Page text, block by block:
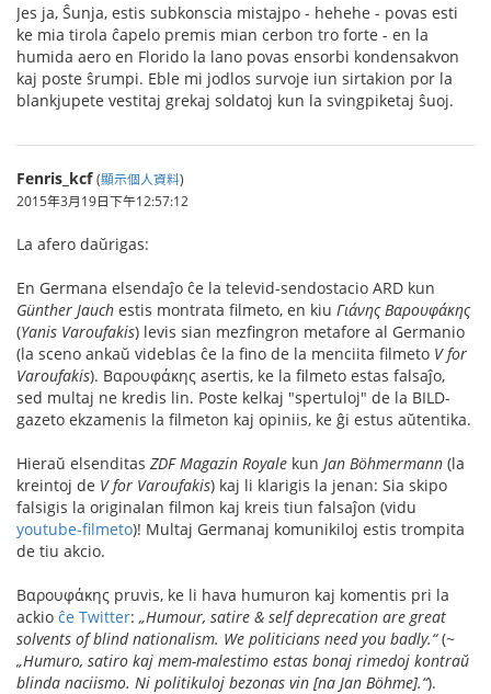
Jes ja, Ŝunja, estis subkonscia mistajpo - hehehe - povas esti
ke mia tirola ĉapelo premis mian cerbon tro forte - en la
humida aero en Florido la lano povas ensorbi kondensakvon
kaj poste ŝrumpi. Eble mi jodlos survoje iun sirtakion por la
blankjupete vestitaj grekaj soldatoj kun la svingpiketaj ŝuoj.
Fenris_kcf (顯示個人資料)
2015年3月19日下午12:57:12
La afero daŭrigas:
En Germana elsendaĵo ĉe la televid-sendostacio ARD kun
Günther Jauch estis montrata filmeto, en kiu Γιάνης Βαρουφάκης
(Yanis Varoufakis) levis sian mezfingron metafore al Germanio
(la sceno ankaŭ videblas ĉe la fino de la menciita filmeto V for
Varoufakis). Βαρουφάκης asertis, ke la filmeto estas falsaĵo,
sed multaj ne kredis lin. Poste kelkaj "spertuloj" de la BILD-
gazeto ekzamenis la filmeton kaj opiniis, ke ĝi estus aŭtentika.
Hieraŭ elsenditas ZDF Magazin Royale kun Jan Böhmermann (la
kreintoj de V for Varoufakis) kaj li klarigis la jenan: Sia skipo
falsigis la originalan filmon kaj kreis tiun falsaĵon (vidu
youtube-filmeto)! Multaj Germanaj komunikiloj estis trompita
de tiu akcio.
Βαρουφάκης pruvis, ke li hava humuron kaj komentis pri la
ackio ĉe Twitter: „Humour, satire & self deprecation are great
solvents of blind nationalism. We politicians need you badly.“(~
„Humuro, satiro kaj mem-malestimo estas bonaj rimedoj kontraŭ
blinda naciismo. Ni politikuloj bezonas vin [na Jan Böhme].“).